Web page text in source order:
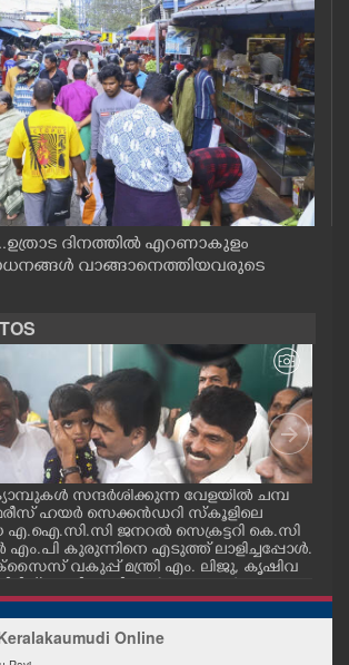
ദിനത്തിൽ എറണാകുളം
വാങ്ങാനെത്തിയവരുടെ
സന്ദർശിക്കുന്ന വേളയിൽ ചമ്പ
ഹയർ സെക്കൻഡറി സ്കൂളിലെ
എ.ഐ.സി.സി ജനറൽ സെക്രട്ടറി കെ.സി
കുരുന്നിനെ എടുത്ത് ലാളിച്ചപ്പോൾ.
വകുപ്പ് മന്ത്രി എം. ലിജു, കൃഷിവ
Online